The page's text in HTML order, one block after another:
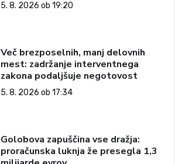
5. 8. 2026 ob 19:20
Več brezposelnih, manj delovnih
mest: zadržanje interventnega
zakona podaljšuje negotovost
5. 8. 2026 ob 17:34
Golobova zapuščina vse dražja:
proračunska luknja že presegla 1,3